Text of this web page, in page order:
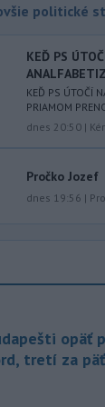
ústav
pred búrkami
stredného
Slovenska. Vydal
stupňa.
odborné
nedostatok
Čaj v okrese
politické
KEĎ PS
KEĎ PS ÚTOČÍ
PRIAMOM
dnes 20:50 |
Pročko Jozef
dnes 19:56 |
opäť
tretí za